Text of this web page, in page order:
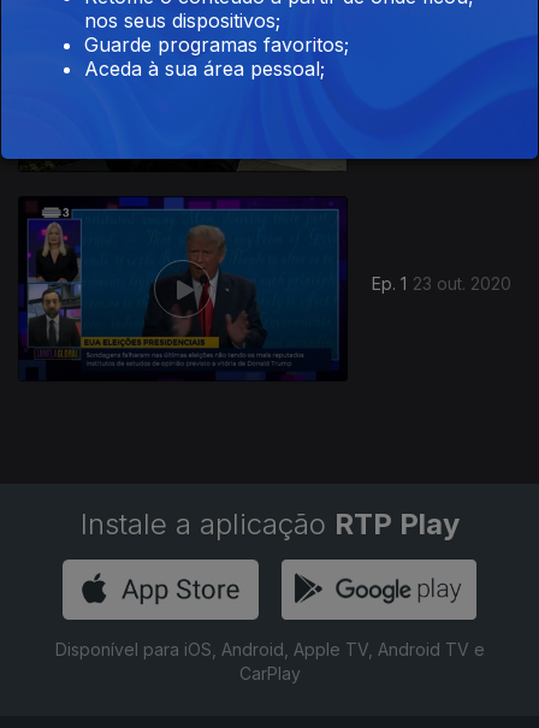
Ep. 1 23 out. 2020
Instale a aplicação RTP Play
Disponível para iOS, Android, Apple TV, Android TV e
CarPlay
nos seus dispositivos;
Guarde programas favoritos;
Aceda à sua área pessoal;